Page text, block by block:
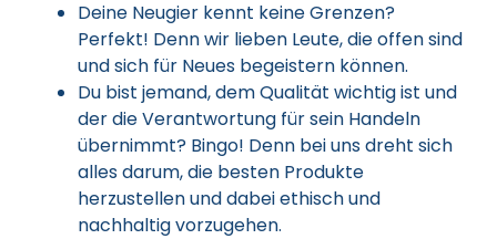
Deine Neugier kennt keine Grenzen?
Perfekt! Denn wir lieben Leute, die offen sind
und sich für Neues begeistern können.
Du bist jemand, dem Qualität wichtig ist und
der die Verantwortung für sein Handeln
übernimmt? Bingo! Denn bei uns dreht sich
alles darum, die besten Produkte
herzustellen und dabei ethisch und
nachhaltig vorzugehen.